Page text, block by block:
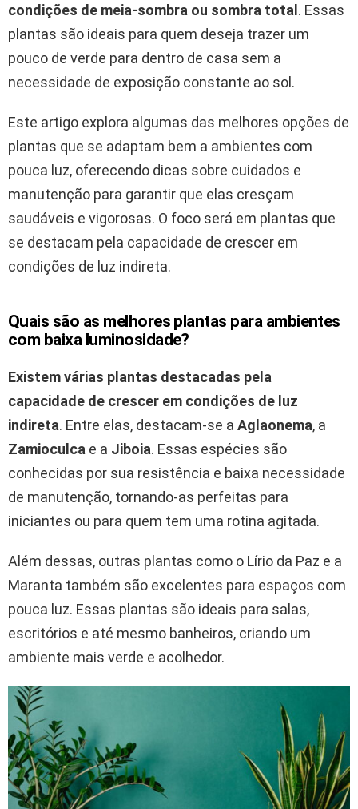
condições de meia-sombra ou sombra total . Essas
plantas são ideais para quem deseja trazer um
pouco de verde para dentro de casa sem a
necessidade de exposição constante ao sol.
Este artigo explora algumas das melhores opções de
plantas que se adaptam bem a ambientes com
pouca luz, oferecendo dicas sobre cuidados e
manutenção para garantir que elas cresçam
saudáveis e vigorosas. O foco será em plantas que
se destacam pela capacidade de crescer em
condições de luz indireta.
Quais são as melhores plantas para ambientes
com baixa luminosidade?
Existem várias plantas destacadas pela
capacidade de crescer em condições de luz
indireta. Entre elas, destacam-se a Aglaonema, a
Zamioculca e a Jiboia. Essas espécies são
conhecidas por sua resistência e baixa necessidade
de manutenção, tornando-as perfeitas para
iniciantes ou para quem tem uma rotina agitada.
Além dessas, outras plantas como o Lírio da Paz e a
Maranta também são excelentes para espaços com
pouca luz. Essas plantas são ideais para salas,
escritórios e até mesmo banheiros, criando um
ambiente mais verde e acolhedor.